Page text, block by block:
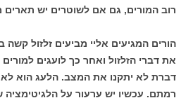
רוב המורים, גם אם לשוטרים יש תארים
הורים המגיעים אליי מביעים זלזול קשה
את דברי הזלזול ואחר כך לועגים למורים
דברת לא יתקנו את המצב. הלעג הוא לא
רמתם. עכשיו יש ערעור על